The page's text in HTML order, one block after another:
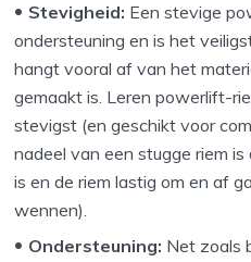
Stevigheid: Een stevige
ondersteuning en is het
hangt vooral af van het
gemaakt is. Leren powerlift-
stevigst (en geschikt voor
nadeel van een stugge riem
is en de riem lastig om en af
wennen).
Ondersteuning: Net zoals